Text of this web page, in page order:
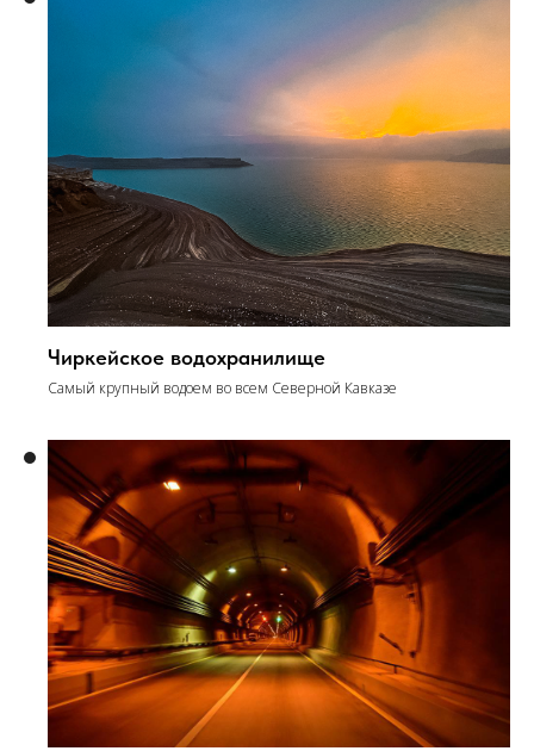
Чиркейское водохранилище
Самый крупный водоем во всем Северной Кавказе